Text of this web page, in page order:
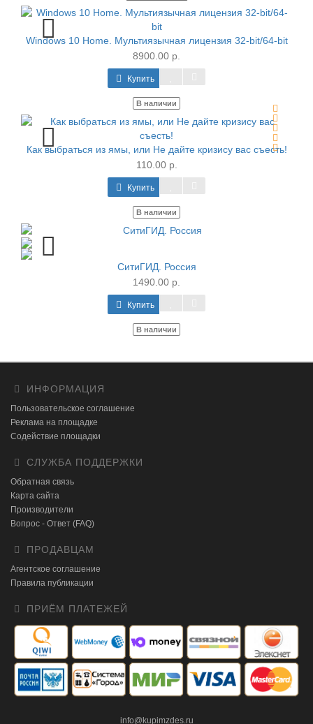
Windows 10 Home. Мультиязычная лицензия 32-bit/64-bit
8900.00 р.
Купить
В наличии
Как выбраться из ямы, или Не дайте кризису вас съесть!
110.00 р.
Купить
В наличии
СитиГИД. Россия
1490.00 р.
Купить
В наличии
ИНФОРМАЦИЯ
Пользовательское соглашение
Реклама на площадке
Содействие площадки
СЛУЖБА ПОДДЕРЖКИ
Обратная связь
Карта сайта
Производители
Вопрос - Ответ (FAQ)
ПРОДАВЦАМ
Агентское соглашение
Правила публикации
ПРИЁМ ПЛАТЕЖЕЙ
info@kupimzdes.ru